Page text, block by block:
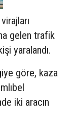
gelen trafik
yaralandı.
göre, kaza
iki aracın